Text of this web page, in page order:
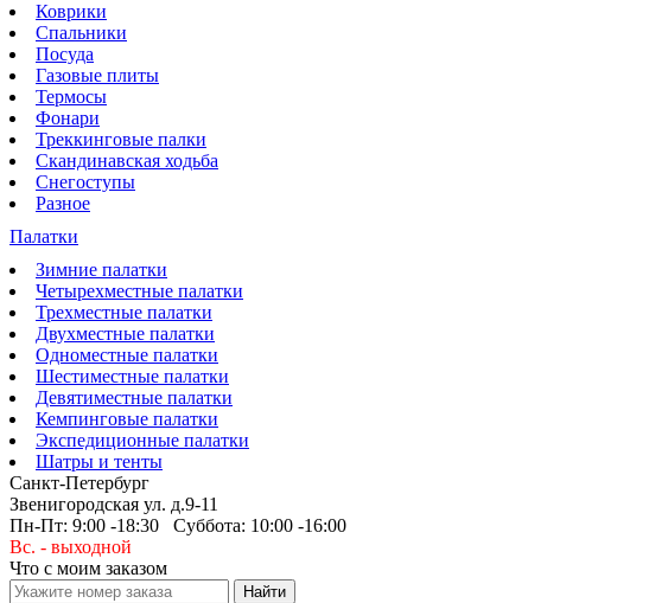
Коврики
Спальники
Посуда
Газовые плиты
Термосы
Фонари
Треккинговые палки
Скандинавская ходьба
Снегоступы
Разное
Палатки
Зимние палатки
Четырехместные палатки
Трехместные палатки
Двухместные палатки
Одноместные палатки
Шестиместные палатки
Девятиместные палатки
Кемпинговые палатки
Экспедиционные палатки
Шатры и тенты
Санкт-Петербург
Звенигородская ул. д.9-11
Пн-Пт: 9:00 -18:30 Суббота: 10:00 -16:00
Вс. - выходной
Что с моим заказом